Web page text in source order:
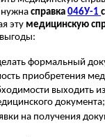
нужна справка 046У-1
эту медицинскую
формальный
приобретения
выходить
документа;
на получения